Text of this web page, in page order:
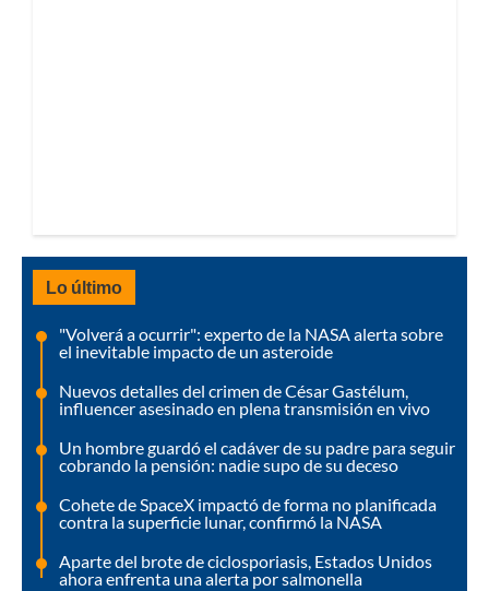
Lo último
"Volverá a ocurrir": experto de la NASA alerta sobre
el inevitable impacto de un asteroide
Nuevos detalles del crimen de César Gastélum,
influencer asesinado en plena transmisión en vivo
Un hombre guardó el cadáver de su padre para seguir
cobrando la pensión: nadie supo de su deceso
Cohete de SpaceX impactó de forma no planificada
contra la superficie lunar, confirmó la NASA
Aparte del brote de ciclosporiasis, Estados Unidos
ahora enfrenta una alerta por salmonella